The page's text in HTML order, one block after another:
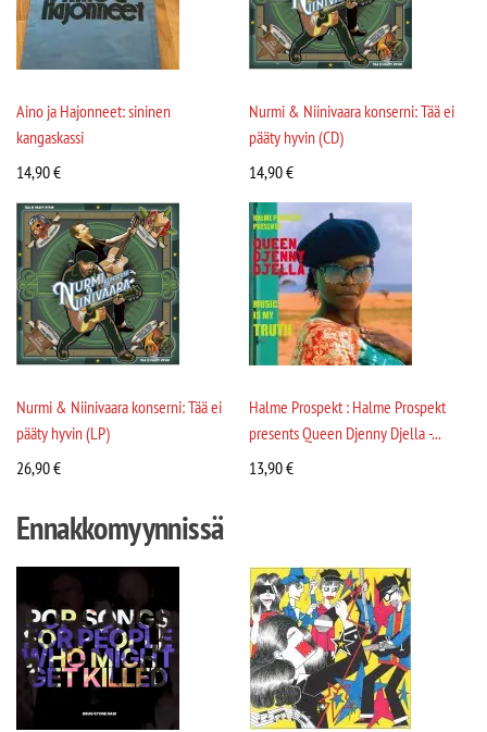
Aino ja Hajonneet: sininen
kangaskassi
14,90€
Nurmi & Niinivaara konserni: Tää ei
pääty hyvin (CD)
14,90€
Nurmi & Niinivaara konserni: Tää ei
pääty hyvin (LP)
26,90€
Halme Prospekt : Halme Prospekt
presents Queen Djenny Djella -...
13,90€
Ennakkomyynnissä